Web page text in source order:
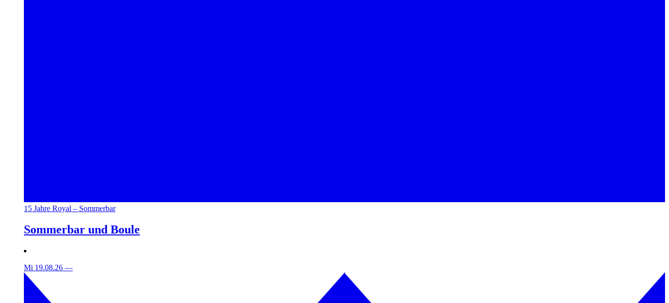
15 Jahre Royal – Sommerbar
Sommerbar und Boule
Mi 19.08.26 —